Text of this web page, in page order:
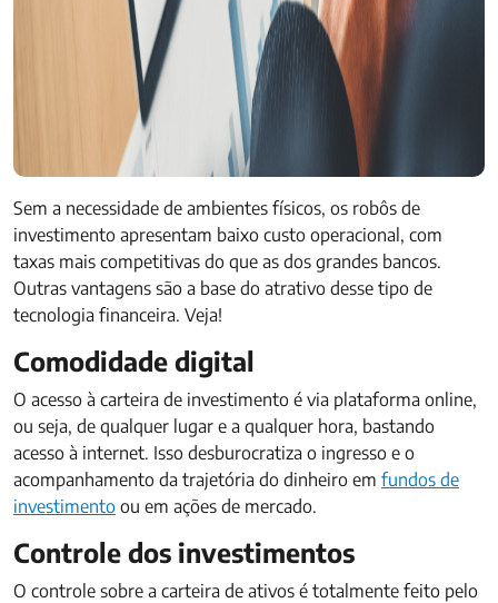
Sem a necessidade de ambientes físicos, os robôs de
investimento apresentam baixo custo operacional, com
taxas mais competitivas do que as dos grandes bancos.
Outras vantagens são a base do atrativo desse tipo de
tecnologia financeira. Veja!
Comodidade digital
O acesso à carteira de investimento é via plataforma online,
ou seja, de qualquer lugar e a qualquer hora, bastando
acesso à internet. Isso desburocratiza o ingresso e o
acompanhamento da trajetória do dinheiro em fundos de
investimento ou em ações de mercado.
Controle dos investimentos
O controle sobre a carteira de ativos é totalmente feito pelo